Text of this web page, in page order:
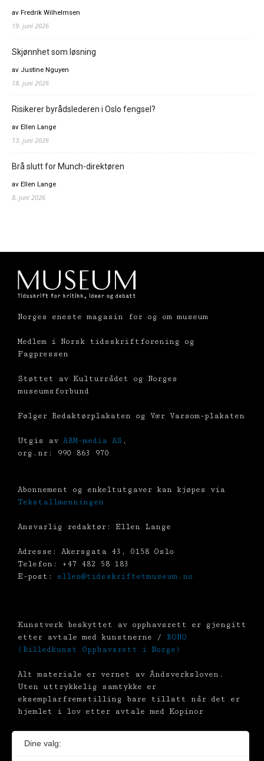
av Fredrik Wilhelmsen
19. juni 2026
Skjønnhet som løsning
av Justine Nguyen
18. juni 2026
Risikerer byrådslederen i Oslo fengsel?
av Ellen Lange
13. juni 2026
Brå slutt for Munch-direktøren
av Ellen Lange
8. juni 2026
Norges eneste magasin for og om museum
Medlem i Norsk tidsskriftforening og
Fagpressen
Støttet av Kulturrådet og Norges
museumsforbund
Følger Redaktørplakaten og Vær Varsom-plakaten
Utgis av ABM-media AS ,
org.nr: 990 863 970
Abonnement og enkeltutgaver kan kjøpes via
Tekstallmenningen
Ansvarlig redaktør: Ellen Lange
Adresse: Akersgata 43, 0158 Oslo
Telefon: +47 482 58 183
E-post: ellen@tidsskriftetmuseum.no
Kunstverk beskyttet av opphavsrett er gjengitt
etter avtale med kunstnerne / BONO
(Billedkunst Opphavsrett i Norge)
Alt materiale er vernet av Åndsverksloven.
Uten uttrykkelig samtykke er
eksemplarfremstilling bare tillatt når det er
hjemlet i lov etter avtale med Kopinor
Dine valg: